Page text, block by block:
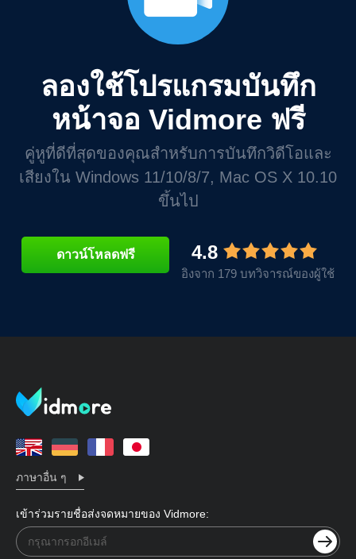
ลองใช้โปรแกรมบันทึก
หน้าจอ Vidmore ฟรี
คู่หูที่ดีที่สุดของคุณสำหรับการบันทึกวิดีโอและ
เสียงใน Windows 11/10/8/7, Mac OS X 10.10
ขึ้นไป
ดาวน์โหลดฟรี 4.8
อิงจาก 179 บทวิจารณ์ของผู้ใช้
ภาษาอื่น ๆ
เข้าร่วมรายชื่อส่งจดหมายของ Vidmore: